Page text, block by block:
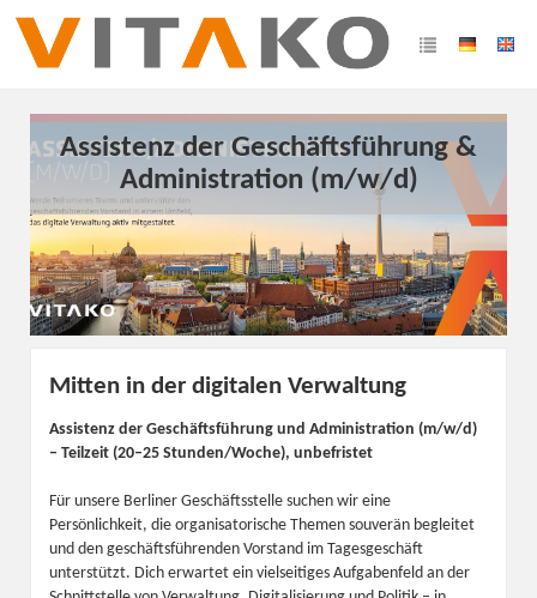
Assistenz der Geschäftsführung &
Administration (m/w/d)
Mitten in der digitalen Verwaltung
Assistenz der Geschäftsführung und Administration (m/w/d)
– Teilzeit (20–25 Stunden/Woche), unbefristet
Für unsere Berliner Geschäftsstelle suchen wir eine
Persönlichkeit, die organisatorische Themen souverän begleitet
und den geschäftsführenden Vorstand im Tagesgeschäft
unterstützt. Dich erwartet ein vielseitiges Aufgabenfeld an der